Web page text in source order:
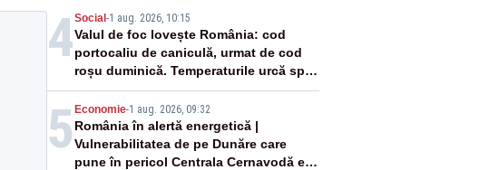
4Social-1 aug. 2026, 10:15
Valul de foc lovește România: cod
portocaliu de caniculă, urmat de cod
roșu duminică. Temperaturile urcă spre
40°C
5 Economie-1 aug. 2026, 09:32
România în alertă energetică |
Vulnerabilitatea de pe Dunăre care
pune în pericol Centrala Cernavodă era